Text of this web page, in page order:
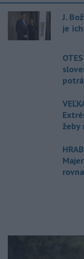
J.
je
žeby